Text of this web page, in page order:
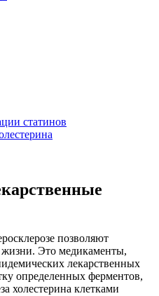
статинов
позволяют
жизни. Это медикаменты,
лекарственных
определенных ферментов,
холестерина клетками